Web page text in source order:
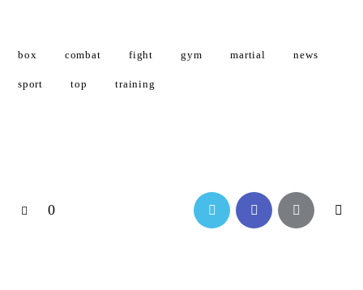
box combat fight gym martial news
sport top training
0